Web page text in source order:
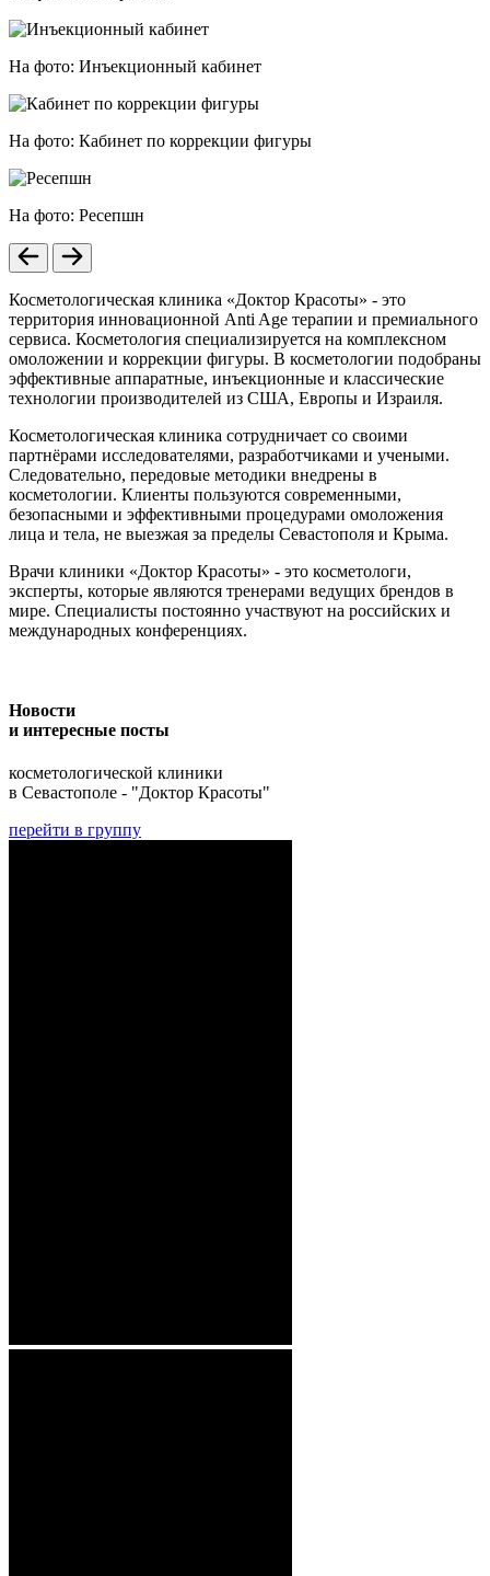
На фото: Инъекционный кабинет
На фото: Кабинет по коррекции фигуры
На фото: Ресепшн
Косметологическая клиника «Доктор Красоты» - это
территория инновационной Аnti Age терапии и премиального
сервиса. Косметология специализируется на комплексном
омоложении и коррекции фигуры. В косметологии подобраны
эффективные аппаратные, инъекционные и классические
технологии производителей из США, Европы и Израиля.
Косметологическая клиника сотрудничает со своими
партнёрами исследователями, разработчиками и учеными.
Следовательно, передовые методики внедрены в
косметологии. Клиенты пользуются современными,
безопасными и эффективными процедурами омоложения
лица и тела, не выезжая за пределы Севастополя и Крыма.
Врачи клиники «Доктор Красоты» - это косметологи,
эксперты, которые являются тренерами ведущих брендов в
мире. Специалисты постоянно участвуют на российских и
международных конференциях.
Новости
и интересные посты
косметологической клиники
в Севастополе - "Доктор Красоты"
перейти в группу